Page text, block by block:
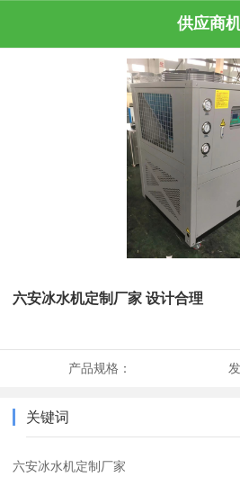
供应商
六安冰水机定制厂家 设计合理
产品规格：
关键词
六安冰水机定制厂家